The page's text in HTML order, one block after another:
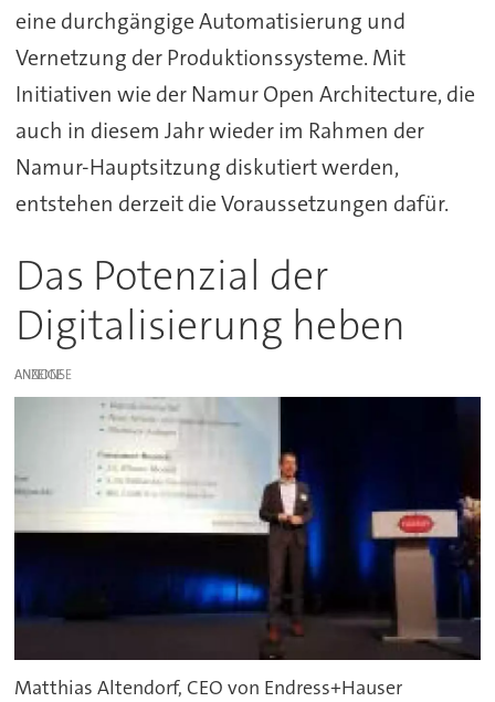
eine durchgängige Automatisierung und
Vernetzung der Produktionssysteme. Mit
Initiativen wie der Namur Open Architecture, die
auch in diesem Jahr wieder im Rahmen der
Namur-Hauptsitzung diskutiert werden,
entstehen derzeit die Voraussetzungen dafür.
Das Potenzial der
Digitalisierung heben
ANZEIGE
Matthias Altendorf, CEO von Endress+Hauser